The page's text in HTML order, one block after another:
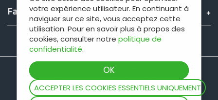
votre expérience utilisateur. En continuant à
naviguer sur ce site, vous acceptez cette
utilisation. Pour en savoir plus à propos des
cookies, consulter notre politique de
confidentialité.
ACCEPTER LES COOKIES ESSENTIELS UNIQUEMENT
Fan shop
Teamviewer